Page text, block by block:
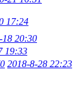
17:24
18 20:30
19:33
2018-8-28 22:23